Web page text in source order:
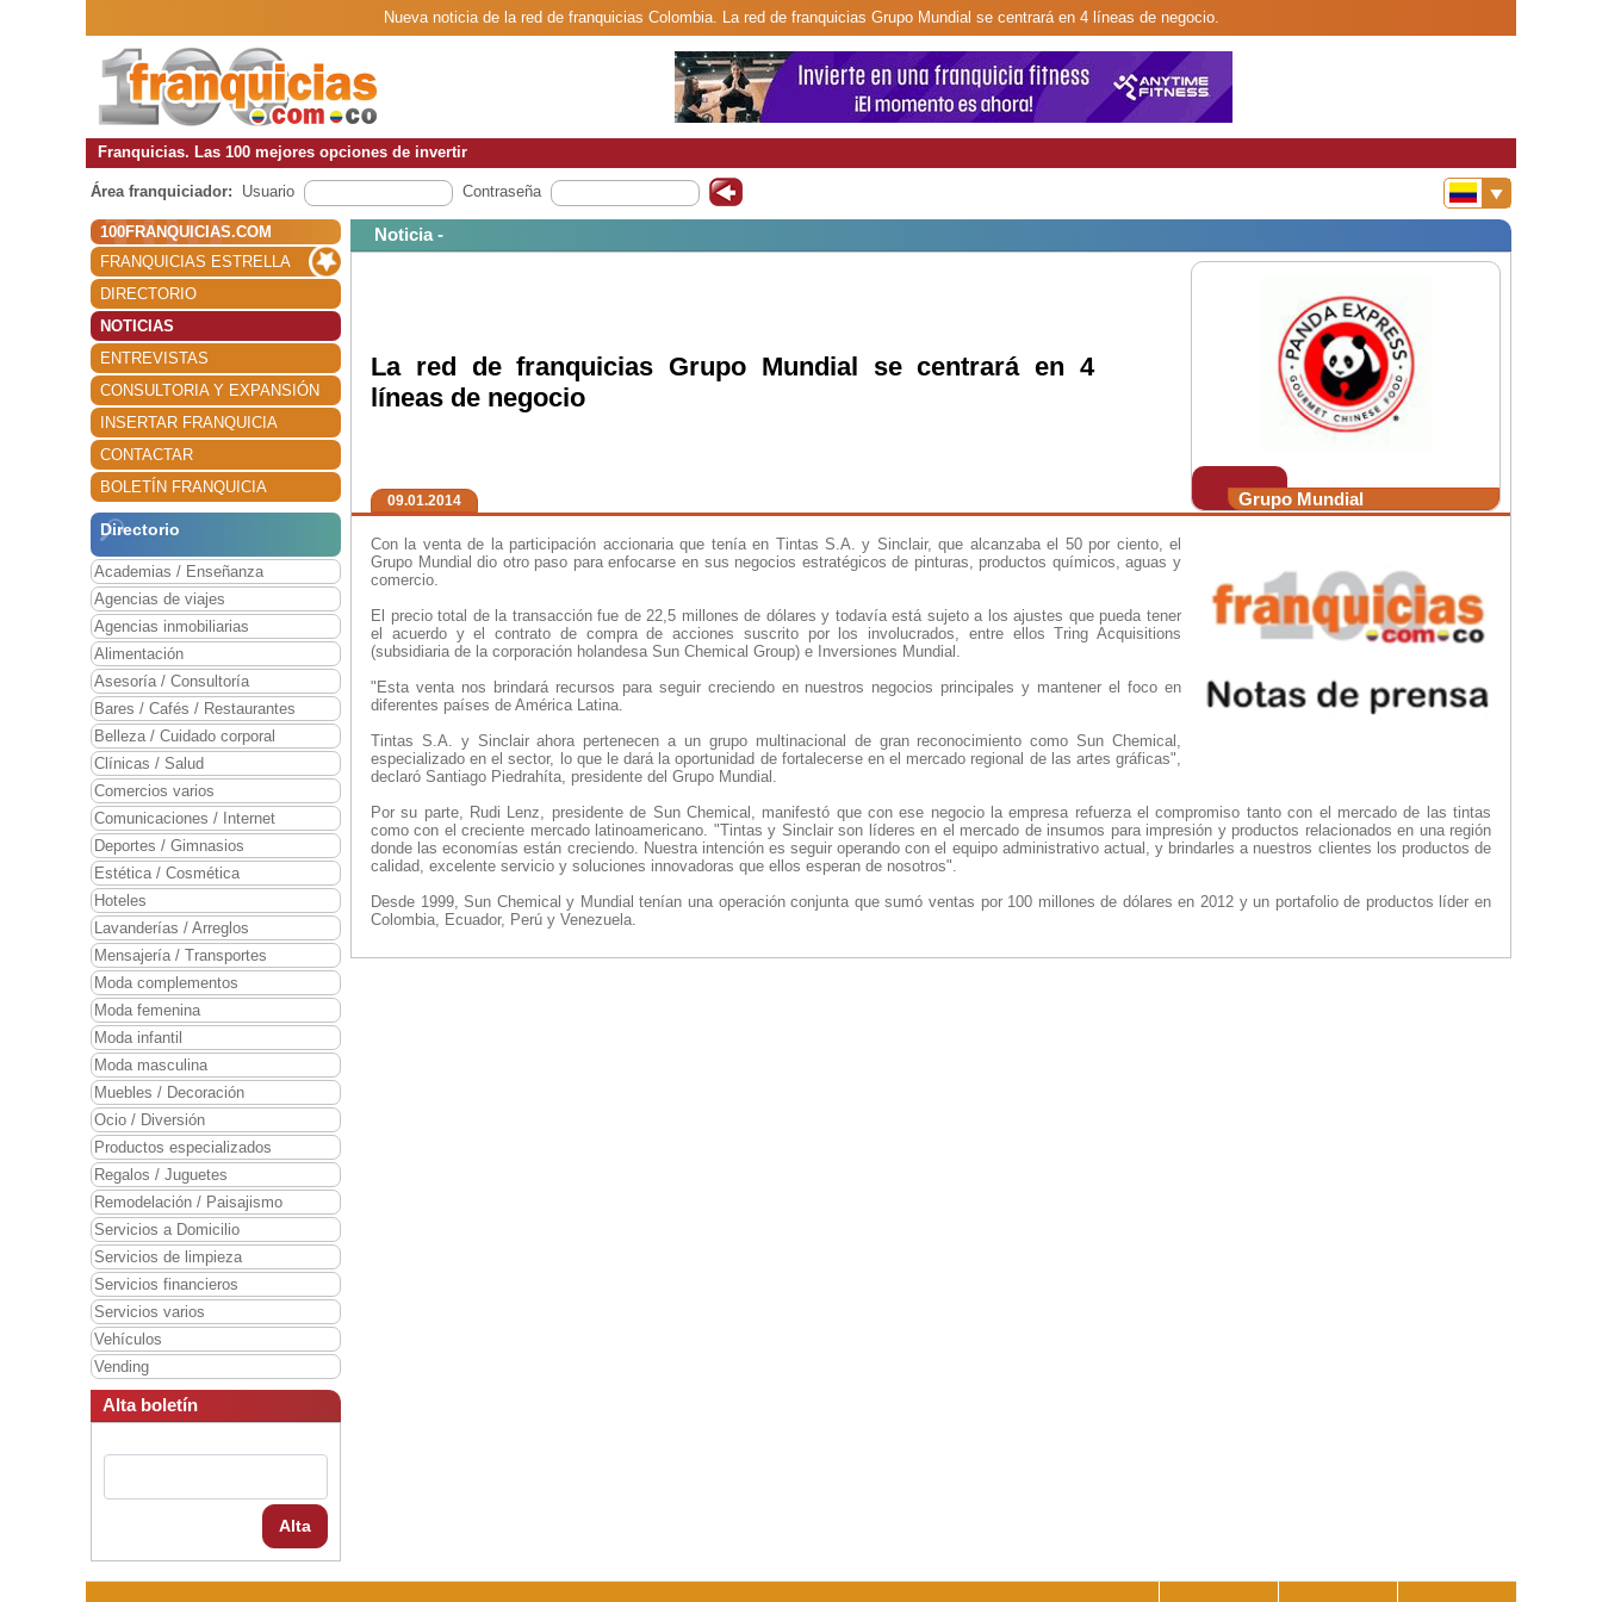
Nueva noticia de la red de franquicias Colombia. La red de franquicias Grupo Mundial se centrará en 4 líneas de negocio.
Franquicias. Las 100 mejores opciones de invertir
Área franquiciador: Usuario Contraseña
100FRANQUICIAS.COM
FRANQUICIAS ESTRELLA
DIRECTORIO
NOTICIAS
ENTREVISTAS
CONSULTORIA Y EXPANSIÓN
INSERTAR FRANQUICIA
CONTACTAR
BOLETÍN FRANQUICIA
Directorio
Academias / Enseñanza
Agencias de viajes
Agencias inmobiliarias
Alimentación
Asesoría / Consultoría
Bares / Cafés / Restaurantes
Belleza / Cuidado corporal
Clínicas / Salud
Comercios varios
Comunicaciones / Internet
Deportes / Gimnasios
Estética / Cosmética
Hoteles
Lavanderías / Arreglos
Mensajería / Transportes
Moda complementos
Moda femenina
Moda infantil
Moda masculina
Muebles / Decoración
Ocio / Diversión
Productos especializados
Regalos / Juguetes
Remodelación / Paisajismo
Servicios a Domicilio
Servicios de limpieza
Servicios financieros
Servicios varios
Vehículos
Vending
Alta boletín
Alta
Noticia -
Grupo Mundial
La red de franquicias Grupo Mundial se centrará en 4
líneas de negocio
09.01.2014
Con la venta de la participación accionaria que tenía en Tintas S.A. y Sinclair, que alcanzaba el 50 por ciento, el
Grupo Mundial dio otro paso para enfocarse en sus negocios estratégicos de pinturas, productos químicos, aguas y
comercio.
El precio total de la transacción fue de 22,5 millones de dólares y todavía está sujeto a los ajustes que pueda tener
el acuerdo y el contrato de compra de acciones suscrito por los involucrados, entre ellos Tring Acquisitions
(subsidiaria de la corporación holandesa Sun Chemical Group) e Inversiones Mundial.
"Esta venta nos brindará recursos para seguir creciendo en nuestros negocios principales y mantener el foco en
diferentes países de América Latina.
Tintas S.A. y Sinclair ahora pertenecen a un grupo multinacional de gran reconocimiento como Sun Chemical,
especializado en el sector, lo que le dará la oportunidad de fortalecerse en el mercado regional de las artes gráficas",
declaró Santiago Piedrahíta, presidente del Grupo Mundial.
Por su parte, Rudi Lenz, presidente de Sun Chemical, manifestó que con ese negocio la empresa refuerza el compromiso tanto con el mercado de las tintas
como con el creciente mercado latinoamericano. "Tintas y Sinclair son líderes en el mercado de insumos para impresión y productos relacionados en una región
donde las economías están creciendo. Nuestra intención es seguir operando con el equipo administrativo actual, y brindarles a nuestros clientes los productos de
calidad, excelente servicio y soluciones innovadoras que ellos esperan de nosotros".
Desde 1999, Sun Chemical y Mundial tenían una operación conjunta que sumó ventas por 100 millones de dólares en 2012 y un portafolio de productos líder en
Colombia, Ecuador, Perú y Venezuela.